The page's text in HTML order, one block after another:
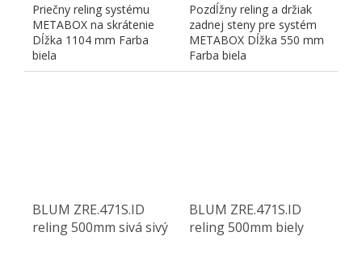
Priečny reling systému
METABOX na skrátenie
Dĺžka 1104 mm Farba
biela
Pozdĺžny reling a držiak
zadnej steny pre systém
METABOX Dĺžka 550 mm
Farba biela
BLUM ZRE.471S.ID
reling 500mm sivá sivý
BLUM ZRE.471S.ID
reling 500mm biely